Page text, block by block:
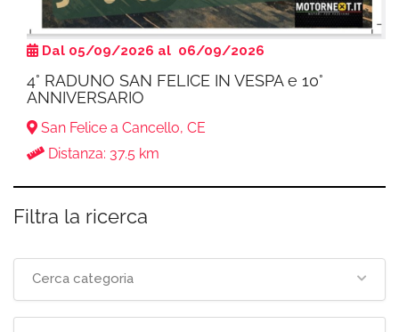
Dal 05/09/2026 al 06/09/2026
4° RADUNO SAN FELICE IN VESPA e 10°
ANNIVERSARIO
San Felice a Cancello, CE
Distanza: 37.5 km
Filtra la ricerca
Cerca categoria